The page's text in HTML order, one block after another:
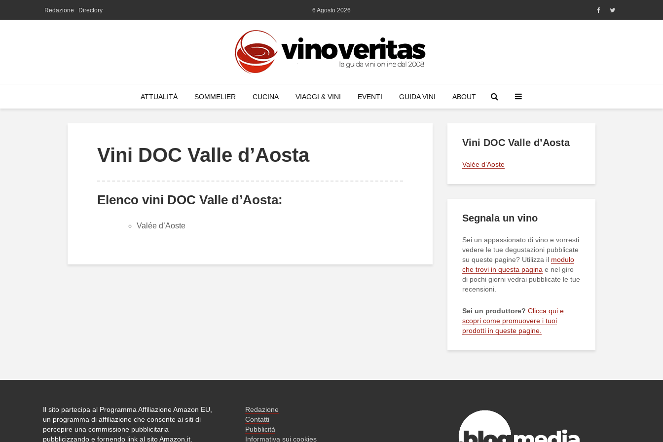
Redazione Directory 6 Agosto 2026
ATTUALITÀ SOMMELIER CUCINA VIAGGI & VINI EVENTI GUIDA VINI ABOUT
Vini DOC Valle d’Aosta
Elenco vini DOC Valle d’Aosta:
Valée d’Aoste
Vini DOC Valle d’Aosta
Valée d’Aoste
Segnala un vino
Sei un appassionato di vino e vorresti
vedere le tue degustazioni pubblicate
su queste pagine? Utilizza il modulo
che trovi in questa pagina e nel giro
di pochi giorni vedrai pubblicate le tue
recensioni.
Sei un produttore? Clicca qui e
scopri come promuovere i tuoi
prodotti in queste pagine.
Il sito partecipa al Programma Affiliazione Amazon EU,
un programma di affiliazione che consente ai siti di
percepire una commissione pubblicitaria
pubblicizzando e fornendo link al sito Amazon.it.
Redazione
Contatti
Pubblicità
Informativa sui cookies